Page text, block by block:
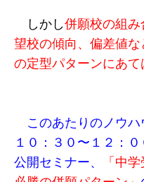
しかし併願校の組
望校の傾向、偏差値
の定型パターンにあて
このあたりのノウハ
１０：３０〜１２：
公開セミナー、
「中